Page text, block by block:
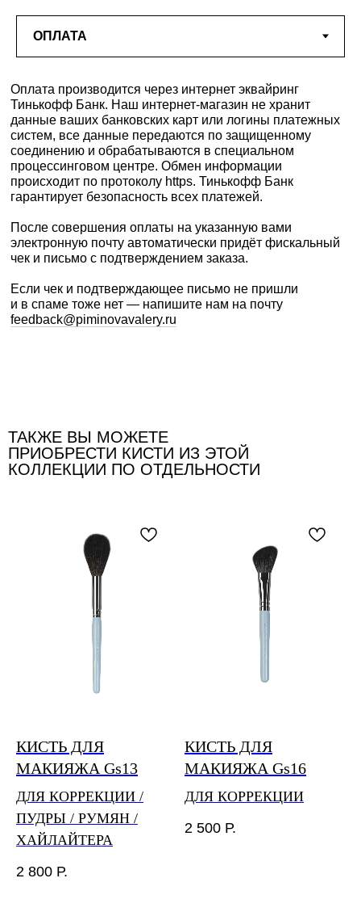
Оплата производится через интернет эквайринг
Тинькофф Банк. Наш интернет-магазин не хранит
данные ваших банковских карт или логины платежных
систем, все данные передаются по защищенному
соединению и обрабатываются в специальном
процессинговом центре. Обмен информации
происходит по протоколу https. Тинькофф Банк
гарантирует безопасность всех платежей.
После совершения оплаты на указанную вами
электронную почту автоматически придёт фискальный
чек и письмо с подтверждением заказа.
Если чек и подтверждающее письмо не пришли
и в спаме тоже нет — напишите нам на почту
feedback@piminovavalery.ru
Доставка оплаченных заказов осуществляется
транспортными компаниями Почта России и СДЭК.
Стоимость и сроки доставки по России рассчитываются
автоматически при оформлении заказа на сайте. Трек-
и передачи в транспортную компанию.
Бесплатная доставка по России осуществляется
при заказе на сумму свыше 4 000₽.
Сроки сборки и отправки заказов до 5 дней.
Международная доставка Почтой России от 30 дней.
По любым вопросам доставки оплаченных заказов
можно связаться с нами по почте
feedback@piminovavalery.ru
ТАКЖЕ ВЫ МОЖЕТЕ
ПРИОБРЕСТИ КИСТИ ИЗ ЭТОЙ
КОЛЛЕКЦИИ ПО ОТДЕЛЬНОСТИ
КИСТЬ ДЛЯ
МАКИЯЖА Gs13
ДЛЯ КОРРЕКЦИИ /
ПУДРЫ / РУМЯН /
ХАЙЛАЙТЕРА
2 800 Р.
КИСТЬ ДЛЯ
МАКИЯЖА Gs16
ДЛЯ КОРРЕКЦИИ
2 500 Р.